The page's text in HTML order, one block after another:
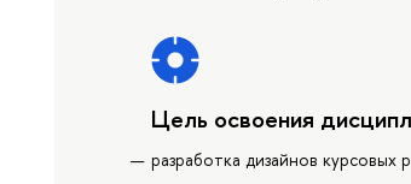
Цель освоения
разработка дизайнов курсовых